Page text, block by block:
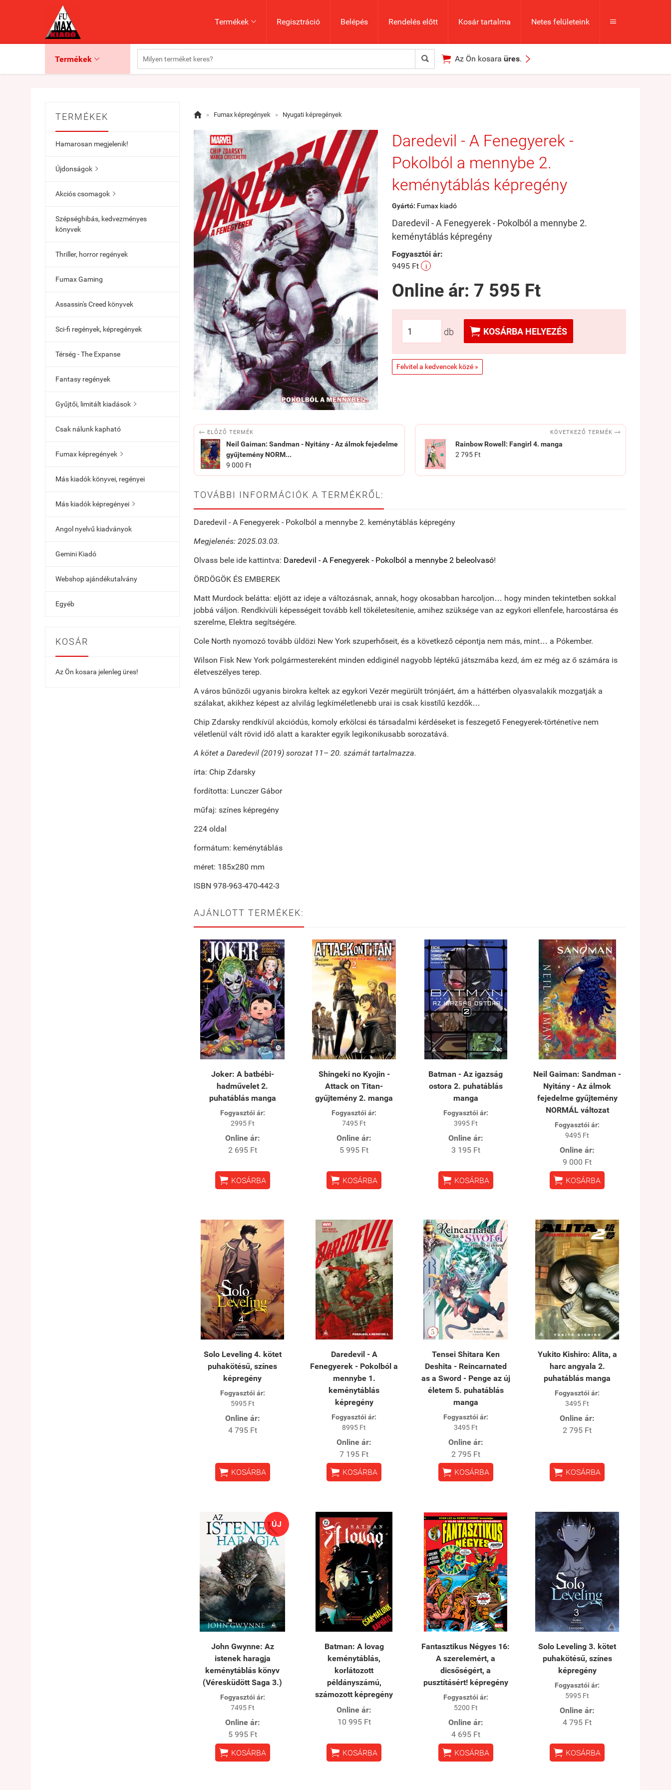
Termékek  Regisztráció Belépés Rendelés előtt Kosár tartalma Netes felületeink 
Termékek    Az Ön kosara üres. 
TERMÉKEK
Hamarosan megjelenik!
Újdonságok 
Akciós csomagok 
Szépséghibás, kedvezményes
könyvek
Thriller, horror regények
Fumax Gaming
Assassin's Creed könyvek
Sci-fi regények, képregények
Térség - The Expanse
Fantasy regények
Gyűjtői, limitált kiadások 
Csak nálunk kapható
Fumax képregények 
Más kiadók könyvei, regényei
Más kiadók képregényei 
Angol nyelvű kiadványok
Gemini Kiadó
Webshop ajándékutalvány
Egyéb
KOSÁR
Az Ön kosara jelenleg üres!
 » Fumax képregények » Nyugati képregények
Daredevil - A Fenegyerek -
Pokolból a mennybe 2.
keménytáblás képregény
Gyártó: Fumax kiadó
Daredevil - A Fenegyerek - Pokolból a mennybe 2.
keménytáblás képregény
Fogyasztói ár:
9495 Ft
i
Online ár: 7 595 Ft
db  KOSÁRBA HELYEZÉS
Felvitel a kedvencek közé »
 ELŐZŐ TERMÉK
Neil Gaiman: Sandman - Nyitány - Az álmok fejedelme
gyűjtemény NORM...
9 000 Ft
KÖVETKEZŐ TERMÉK 
Rainbow Rowell: Fangirl 4. manga
2 795 Ft
TOVÁBBI INFORMÁCIÓK A TERMÉKRŐL:
Daredevil - A Fenegyerek - Pokolból a mennybe 2. keménytáblás képregény
Megjelenés: 2025.03.03.
Olvass bele ide kattintva: Daredevil - A Fenegyerek - Pokolból a mennybe 2 beleolvasó!
ÖRDÖGÖK ÉS EMBEREK
Matt Murdock belátta: eljött az ideje a változásnak, annak, hogy okosabban harcoljon… hogy minden tekintetben sokkal
jobbá váljon. Rendkívüli képességeit tovább kell tökéletesítenie, amihez szüksége van az egykori ellenfele, harcostársa és
szerelme, Elektra segítségére.
Cole North nyomozó tovább üldözi New York szuperhőseit, és a következő cépontja nem más, mint… a Pókember.
Wilson Fisk New York polgármestereként minden eddiginél nagyobb léptékű játszmába kezd, ám ez még az ő számára is
életveszélyes terep.
A város bűnözői ugyanis birokra keltek az egykori Vezér megürült trónjáért, ám a háttérben olyasvalakik mozgatják a
szálakat, akikhez képest az alvilág legkíméletlenebb urai is csak kisstílű kezdők…
Chip Zdarsky rendkívül akciódús, komoly erkölcsi és társadalmi kérdéseket is feszegető Fenegyerek-történetíve nem
véletlenül vált rövid idő alatt a karakter egyik legikonikusabb sorozatává.
A kötet a Daredevil (2019) sorozat 11– 20. számát tartalmazza.
írta: Chip Zdarsky
fordította: Lunczer Gábor
műfaj: színes képregény
224 oldal
formátum: keménytáblás
méret: 185x280 mm
ISBN 978-963-470-442-3
AJÁNLOTT TERMÉKEK:
Joker: A batbébi-
hadművelet 2.
puhatáblás manga
Fogyasztói ár:
2995 Ft
Online ár:
2 695 Ft
 KOSÁRBA
Shingeki no Kyojin -
Attack on Titan-
gyűjtemény 2. manga
Fogyasztói ár:
7495 Ft
Online ár:
5 995 Ft
 KOSÁRBA
Batman - Az igazság
ostora 2. puhatáblás
manga
Fogyasztói ár:
3995 Ft
Online ár:
3 195 Ft
 KOSÁRBA
Neil Gaiman: Sandman -
Nyitány - Az álmok
fejedelme gyűjtemény
NORMÁL változat
Fogyasztói ár:
9495 Ft
Online ár:
9 000 Ft
 KOSÁRBA
Solo Leveling 4. kötet
puhakötésű, színes
képregény
Fogyasztói ár:
5995 Ft
Online ár:
4 795 Ft
 KOSÁRBA
Daredevil - A
Fenegyerek - Pokolból a
mennybe 1.
keménytáblás
képregény
Fogyasztói ár:
8995 Ft
Online ár:
7 195 Ft
 KOSÁRBA
Tensei Shitara Ken
Deshita - Reincarnated
as a Sword - Penge az új
életem 5. puhatáblás
manga
Fogyasztói ár:
3495 Ft
Online ár:
2 795 Ft
 KOSÁRBA
Yukito Kishiro: Alita, a
harc angyala 2.
puhatáblás manga
Fogyasztói ár:
3495 Ft
Online ár:
2 795 Ft
 KOSÁRBA
ÚJ
John Gwynne: Az
istenek haragja
keménytáblás könyv
(Véresküdött Saga 3.)
Fogyasztói ár:
7495 Ft
Online ár:
5 995 Ft
 KOSÁRBA
Batman: A lovag
keménytáblás,
korlátozott
példányszámú,
számozott képregény
Online ár:
10 995 Ft
 KOSÁRBA
Fantasztikus Négyes 16:
A szerelemért, a
dicsőségért, a
pusztításért! képregény
Fogyasztói ár:
5200 Ft
Online ár:
4 695 Ft
 KOSÁRBA
Solo Leveling 3. kötet
puhakötésű, színes
képregény
Fogyasztói ár:
5995 Ft
Online ár:
4 795 Ft
 KOSÁRBA